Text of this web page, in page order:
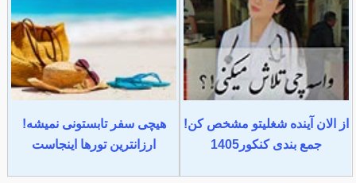
از الان آینده شغلیتو مشخص کن!
جمع بندی کنکور1405
هیچی سفر تابستونی نمیشه!
ارزانترین تورها اینجاست